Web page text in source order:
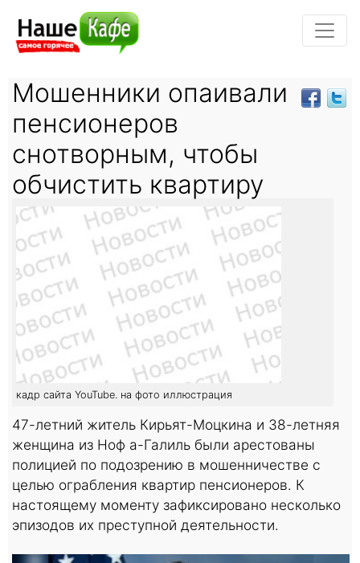
Мошенники опаивали
пенсионеров
снотворным, чтобы
обчистить квартиру
кадр сайта YouTube. на фото иллюстрация
47-летний житель Кирьят-Моцкина и 38-летняя
женщина из Ноф а-Галиль были арестованы
полицией по подозрению в мошенничестве с
целью ограбления квартир пенсионеров. К
настоящему моменту зафиксировано несколько
эпизодов их преступной деятельности.